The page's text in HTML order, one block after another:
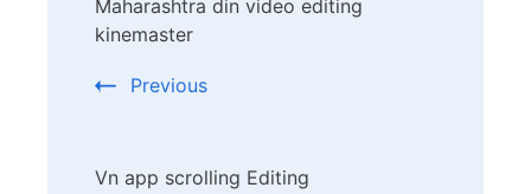
Navigation
Maharashtra din video editing
kinemaster
Previous
Vn app scrolling Editing